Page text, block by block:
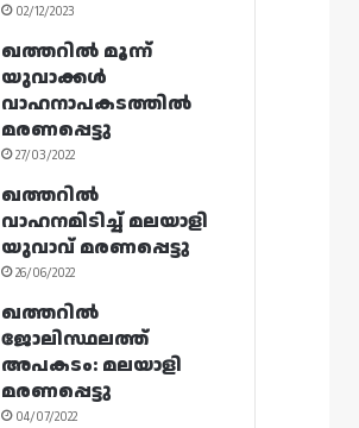
02/12/2023
ഖത്തറിൽ മൂന്ന്
യുവാക്കൾ
വാഹനാപകടത്തിൽ
മരണപ്പെട്ടു
27/03/2022
ഖത്തറിൽ
വാഹനമിടിച്ച് മലയാളി
യുവാവ് മരണപ്പെട്ടു
26/06/2022
ഖത്തറിൽ
ജോലിസ്ഥലത്ത്
അപകടം: മലയാളി
മരണപ്പെട്ടു
04/07/2022